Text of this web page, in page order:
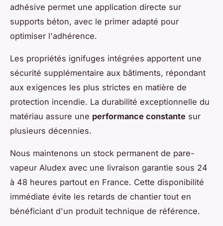
adhésive permet une application directe sur
supports béton, avec le primer adapté pour
optimiser l'adhérence.
Les propriétés ignifuges intégrées apportent une
sécurité supplémentaire aux bâtiments, répondant
aux exigences les plus strictes en matière de
protection incendie. La durabilité exceptionnelle du
matériau assure une performance constante sur
plusieurs décennies.
Nous maintenons un stock permanent de pare-
vapeur Aludex avec une livraison garantie sous 24
à 48 heures partout en France. Cette disponibilité
immédiate évite les retards de chantier tout en
bénéficiant d'un produit technique de référence.